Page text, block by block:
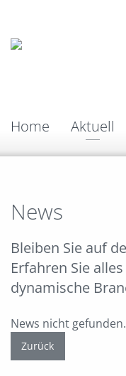
Home Aktuell
News
Bleiben Sie auf
Erfahren Sie
dynamische
News nicht gefunden.
Zurück